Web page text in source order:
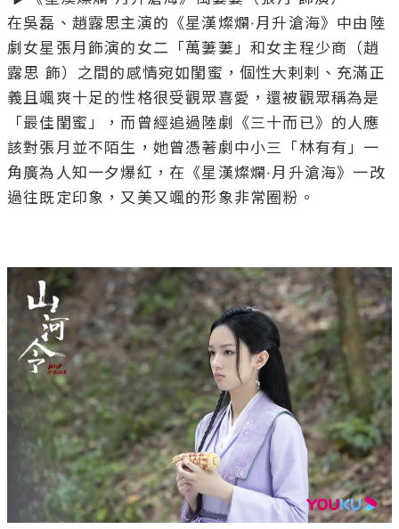
在吳磊、趙露思主演的《星漢燦爛·月升滄海》中由陸
劇女星張月飾演的女二「萬萋萋」和女主程少商（趙
露思 飾）之間的感情宛如閨蜜，個性大剌剌、充滿正
義且颯爽十足的性格很受觀眾喜愛，還被觀眾稱為是
「最佳閨蜜」，而曾經追過陸劇《三十而已》的人應
該對張月並不陌生，她曾憑著劇中小三「林有有」一
角廣為人知一夕爆紅，在《星漢燦爛·月升滄海》一改
過往既定印象，又美又颯的形象非常圈粉。